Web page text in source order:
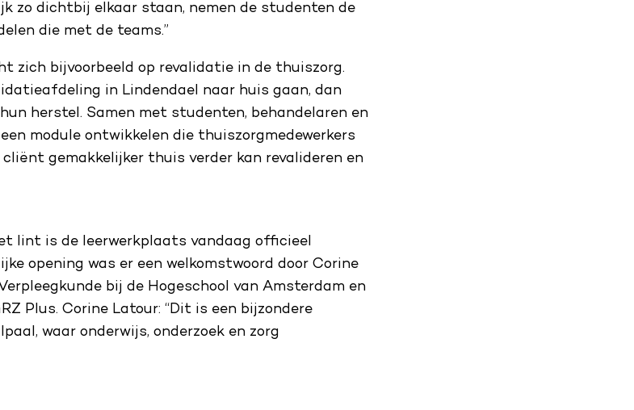
zo dichtbij elkaar staan, nemen de studenten de
die met de teams.”
zich bijvoorbeeld op revalidatie in de thuiszorg.
in Lindendael naar huis gaan, dan
herstel. Samen met studenten, behandelaren en
module ontwikkelen die thuiszorgmedewerkers
gemakkelijker thuis verder kan revalideren en
lint is de leerwerkplaats vandaag officieel
opening was er een welkomstwoord door Corine
bij de Hogeschool van Amsterdam en
Plus. Corine Latour: “Dit is een bijzondere
waar onderwijs, onderzoek en zorg